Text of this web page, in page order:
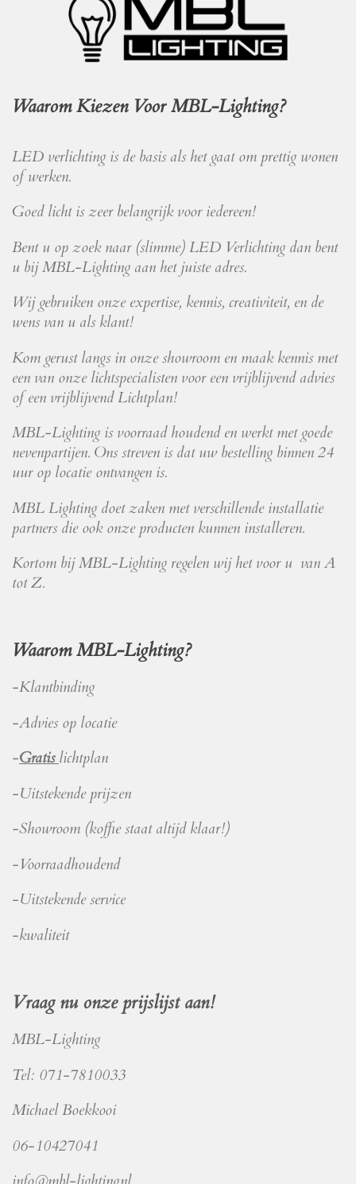
Waarom Kiezen Voor MBL-Lighting?
LED verlichting is de basis als het gaat om prettig wonen
of werken.
Goed licht is zeer belangrijk voor iedereen!
Bent u op zoek naar (slimme) LED Verlichting dan bent
u bij MBL-Lighting aan het juiste adres.
Wij gebruiken onze expertise, kennis, creativiteit, en de
wens van u als klant!
Kom gerust langs in onze showroom en maak kennis met
een van onze lichtspecialisten voor een vrijblijvend advies
of een vrijblijvend Lichtplan!
MBL-Lighting is voorraad houdend en werkt met goede
nevenpartijen. Ons streven is dat uw bestelling binnen 24
uur op locatie ontvangen is.
MBL Lighting doet zaken met verschillende installatie
partners die ook onze producten kunnen installeren.
Kortom bij MBL-Lighting regelen wij het voor u van A
tot Z.
Waarom MBL-Lighting?
-Klantbinding
-Advies op locatie
-Gratis lichtplan
-Uitstekende prijzen
-Showroom (koffie staat altijd klaar!)
-Voorraadhoudend
-Uitstekende service
-kwaliteit
Vraag nu onze prijslijst aan!
MBL-Lighting
Tel: 071-7810033
Michael Boekkooi
06-10427041